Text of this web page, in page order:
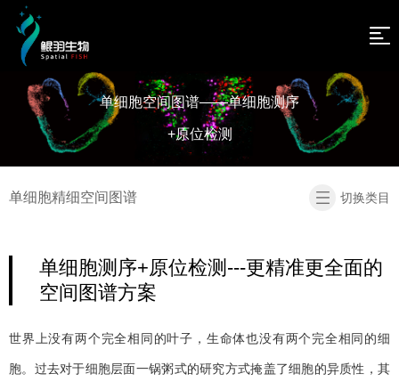
网
站
们介品人
单细胞空间图谱——单细胞测序
+原位检测
单细胞精细空间图谱 切换类目
单细胞测序+原位检测---更精准更全面的
空间图谱方案
世界上没有两个完全相同的叶子，生命体也没有两个完全相同的细
胞。过去对于细胞层面一锅粥式的研究方式掩盖了细胞的异质性，其